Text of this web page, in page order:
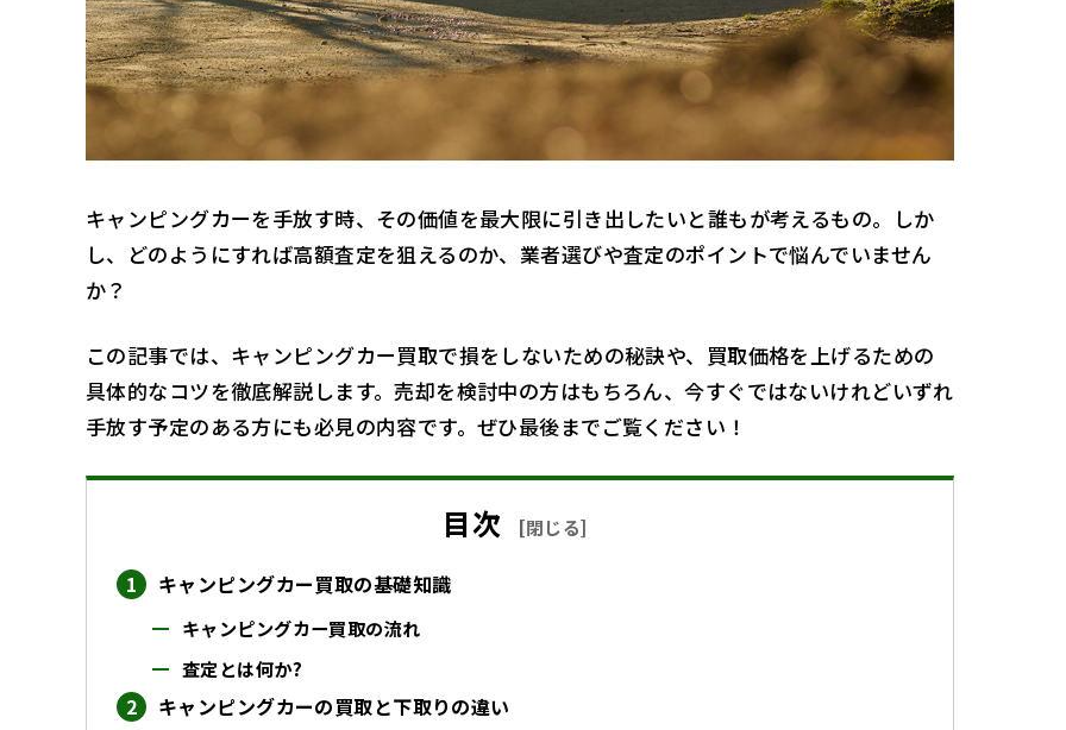
キャンピングカーを手放す時、その価値を最大限に引き出したいと誰もが考えるもの。しか
し、どのようにすれば高額査定を狙えるのか、業者選びや査定のポイントで悩んでいません
か？
この記事では、キャンピングカー買取で損をしないための秘訣や、買取価格を上げるための
具体的なコツを徹底解説します。売却を検討中の方はもちろん、今すぐではないけれどいずれ
手放す予定のある方にも必見の内容です。ぜひ最後までご覧ください！
目次 [閉じる]
キャンピングカー買取の基礎知識
キャンピングカー買取の流れ
査定とは何か?
キャンピングカーの買取と下取りの違い